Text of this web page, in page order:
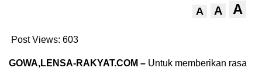
A A A
Post Views: 603
GOWA,LENSA-RAKYAT.COM – Untuk memberikan rasa